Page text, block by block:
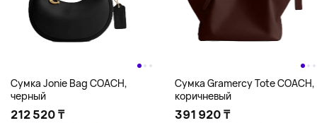
Сумка Jonie Bag COACH,
черный
212 520 ₸
Сумка Gramercy Tote COACH,
коричневый
391 920 ₸